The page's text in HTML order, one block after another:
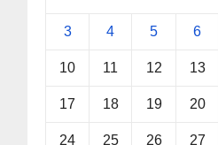
3 4 5 6
10 11 12 13
17 18 19 20
24 25 26 27